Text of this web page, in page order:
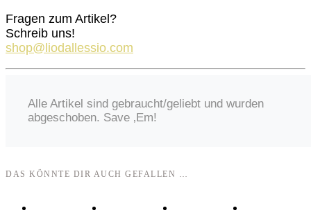
Fragen zum Artikel?
Schreib uns!
shop@liodallessio.com
Alle Artikel sind gebraucht/geliebt und wurden
abgeschoben. Save ‚Em!
DAS KÖNNTE DIR AUCH GEFALLEN …